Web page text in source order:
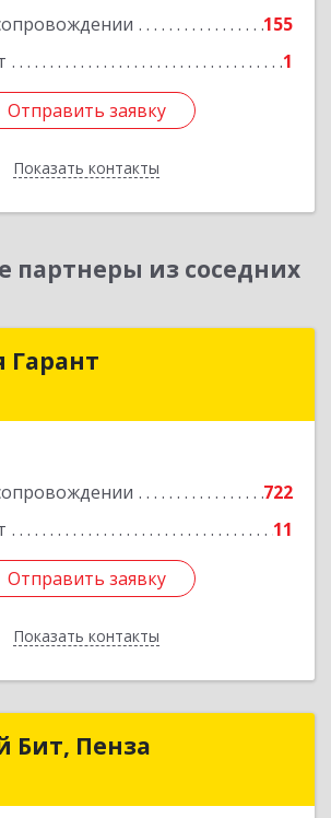
155
1
Отправить заявку
Показать контакты
Подробнее
Отправить заявку
Назад
из соседних
Гарант
722
11
Отправить заявку
Показать контакты
Компания Гарант
Подробнее
Отправить заявку
Назад
Бит, Пенза
1С:Первый Бит, Пенза